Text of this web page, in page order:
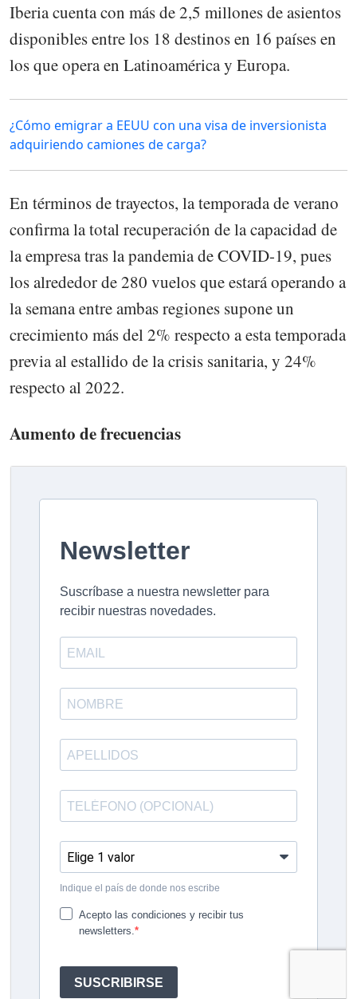
Iberia cuenta con más de 2,5 millones de asientos
disponibles entre los 18 destinos en 16 países en
los que opera en Latinoamérica y Europa.
¿Cómo emigrar a EEUU con una visa de inversionista
adquiriendo camiones de carga?
En términos de trayectos, la temporada de verano
confirma la total recuperación de la capacidad de
la empresa tras la pandemia de COVID-19, pues
los alrededor de 280 vuelos que estará operando a
la semana entre ambas regiones supone un
crecimiento más del 2% respecto a esta temporada
previa al estallido de la crisis sanitaria, y 24%
respecto al 2022.
Aumento de frecuencias